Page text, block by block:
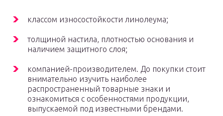
классом износостойкости линолеума;
толщиной настила, плотностью основания и
наличием защитного слоя;
компанией-производителем. До покупки стоит
внимательно изучить наиболее
распространенный товарные знаки и
ознакомиться с особенностями продукции,
выпускаемой под известными брендами.